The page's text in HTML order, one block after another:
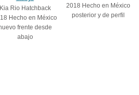
Kia Rio Hatchback
Hecho en México
frente desde
abajo
2018 Hecho en México
posterior y de perfil